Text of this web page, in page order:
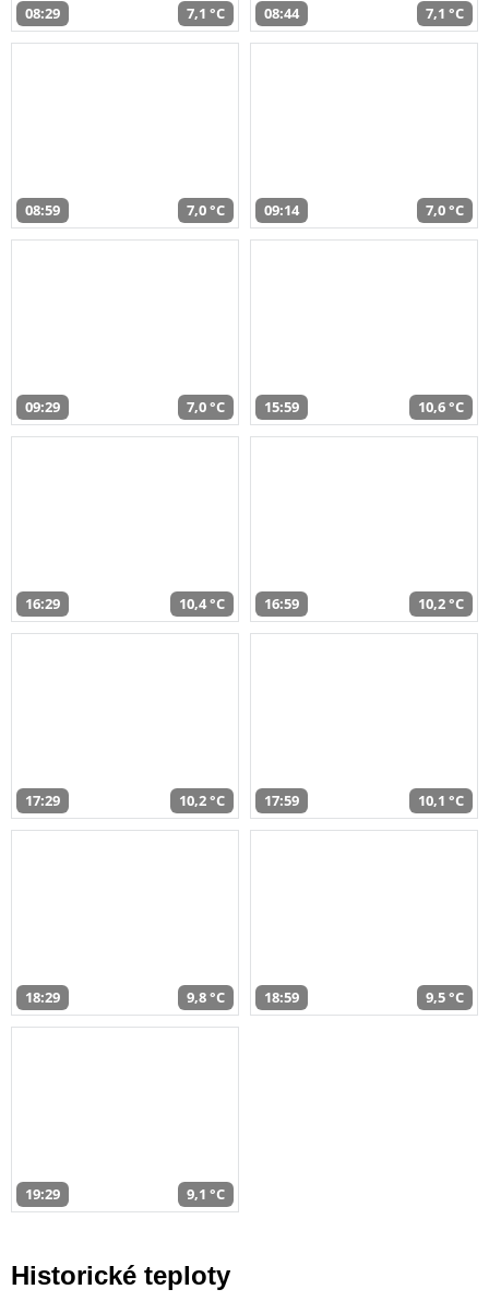
08:29 7,1 °C 08:44 7,1 °C
08:59 7,0 °C 09:14 7,0 °C
09:29 7,0 °C 15:59 10,6 °C
16:29 10,4 °C 16:59 10,2 °C
17:29 10,2 °C 17:59 10,1 °C
18:29 9,8 °C 18:59 9,5 °C
19:29 9,1 °C
Historické teploty